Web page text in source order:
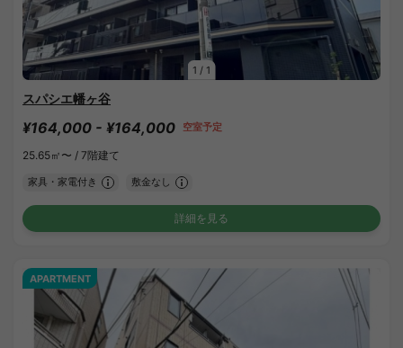
1 / 1
スパシエ幡ヶ谷
¥164,000 - ¥164,000 空室予定
25.65㎡〜 / 7階建て
家具・家電付き 敷金なし
詳細を見る
APARTMENT